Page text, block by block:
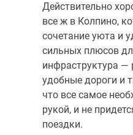
Действительно
все ж в Колпино,
сочетание уюта и
сильных плюсов
инфраструктура —
удобные дороги и
что все самое
рукой, и не
поездки.